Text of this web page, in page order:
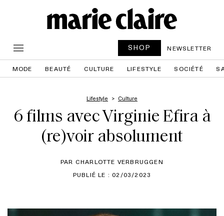
SHOP NEWSLETTER
MODE BEAUTÉ CULTURE LIFESTYLE SOCIÉTÉ
Lifestyle Culture
6 films avec Virginie Efira à
(re)voir absolument
PAR CHARLOTTE VERBRUGGEN
PUBLIÉ LE : 02/03/2023